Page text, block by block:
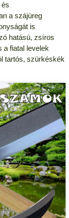
a szájüreg
is
hatású, zsíros
a fiatal levelek
tartós, szürkéskék